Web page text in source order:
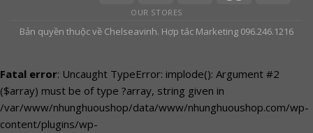
OUR STORES
Bản quyền thuộc về Chelseavinh. Hợp tác Marketing 096.246.1216
Fatal error: Uncaught TypeError: implode(): Argument #2
($array) must be of type ?array, string given in
/var/www/nhunghuoushop/data/www/nhunghuoushop.com/wp-
content/plugins/wp-